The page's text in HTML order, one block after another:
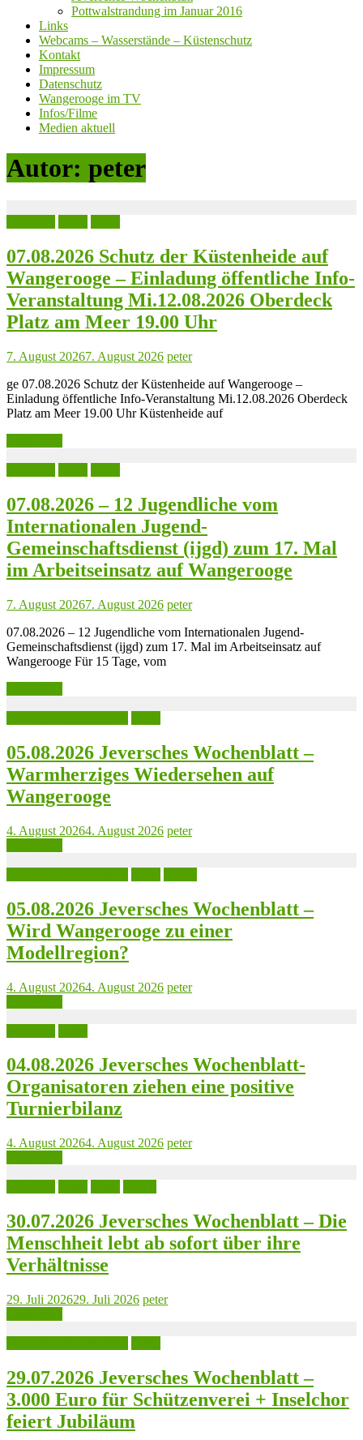
Pottwalstrandung im Januar 2016
Links
Webcams – Wasserstände – Küstenschutz
Kontakt
Impressum
Datenschutz
Wangerooge im TV
Infos/Filme
Medien aktuell
Autor: peter
07.08.2026 Schutz der Küstenheide auf
Wangerooge – Einladung öffentliche Info-
Veranstaltung Mi.12.08.2026 Oberdeck
Platz am Meer 19.00 Uhr
7. August 20267. August 2026 peter
ge 07.08.2026 Schutz der Küstenheide auf Wangerooge –
Einladung öffentliche Info-Veranstaltung Mi.12.08.2026 Oberdeck
Platz am Meer 19.00 Uhr Küstenheide auf
07.08.2026 – 12 Jugendliche vom
Internationalen Jugend-
Gemeinschaftsdienst (ijgd) zum 17. Mal
im Arbeitseinsatz auf Wangerooge
7. August 20267. August 2026 peter
07.08.2026 – 12 Jugendliche vom Internationalen Jugend-
Gemeinschaftsdienst (ijgd) zum 17. Mal im Arbeitseinsatz auf
Wangerooge Für 15 Tage, vom
05.08.2026 Jeversches Wochenblatt –
Warmherziges Wiedersehen auf
Wangerooge
4. August 20264. August 2026 peter
05.08.2026 Jeversches Wochenblatt –
Wird Wangerooge zu einer
Modellregion?
4. August 20264. August 2026 peter
04.08.2026 Jeversches Wochenblatt-
Organisatoren ziehen eine positive
Turnierbilanz
4. August 20264. August 2026 peter
30.07.2026 Jeversches Wochenblatt – Die
Menschheit lebt ab sofort über ihre
Verhältnisse
29. Juli 202629. Juli 2026 peter
29.07.2026 Jeversches Wochenblatt –
3.000 Euro für Schützenverei + Inselchor
feiert Jubiläum